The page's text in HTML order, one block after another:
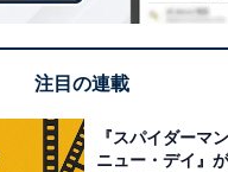
注目の連載
『スパイダーマ
ニュー・デイ』